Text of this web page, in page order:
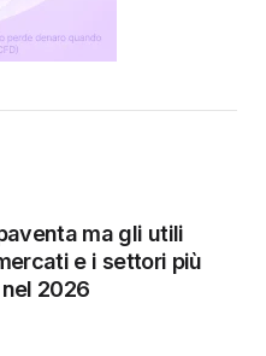
ma gli utili
e i settori più
2026